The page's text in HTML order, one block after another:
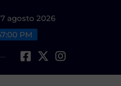
agosto 2026
PM